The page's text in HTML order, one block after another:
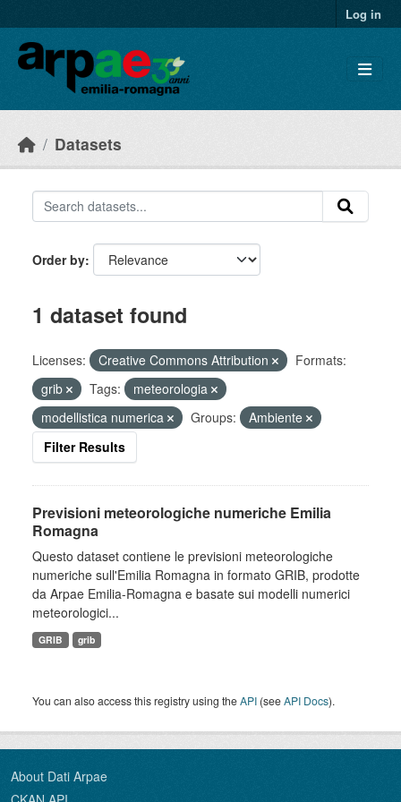
Log in
Datasets
Order by
1 dataset found
Licenses: Creative Commons Attribution
Formats:
grib
Tags:
meteorologia
modellistica numerica
Groups:
Ambiente
Filter Results
Previsioni meteorologiche numeriche Emilia
Romagna
Questo dataset contiene le previsioni meteorologiche
numeriche sull'Emilia Romagna in formato GRIB, prodotte
da Arpae Emilia-Romagna e basate sui modelli numerici
meteorologici...
GRIB grib
You can also access this registry using theAPI (seeAPI Docs).
About Dati Arpae